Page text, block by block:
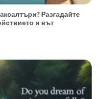
Разгадайте
и вът